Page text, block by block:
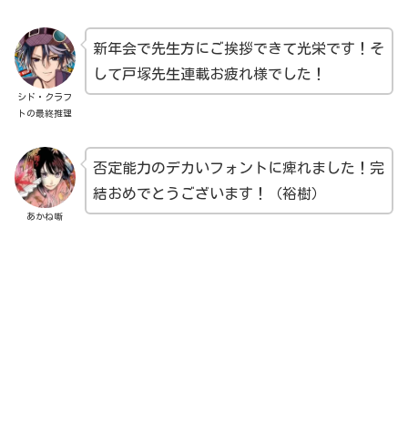
シド・クラフ
トの最終推理
新年会で先生方にご挨拶できて光栄です！そ
して戸塚先生連載お疲れ様でした！
あかね噺
否定能力のデカいフォントに痺れました！完
結おめでとうございます！（裕樹）